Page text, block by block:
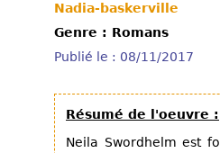
Nadia-baskerville
Genre : Romans
Publié le : 08/11/2017
Résumé de l'oeuvre :
Neila Swordhelm est